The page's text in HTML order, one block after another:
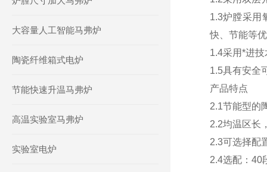
大容量人工智能马弗炉
陶瓷纤维箱式电炉
节能快速升温马弗炉
高温实验室马弗炉
实验室电炉
1.3炉膛采用
快、节能等
1.4采用*进
1.5具有安全
产品特点
2.1节能型的
2.2均温区长
2.3可选择配
2.4选配：40